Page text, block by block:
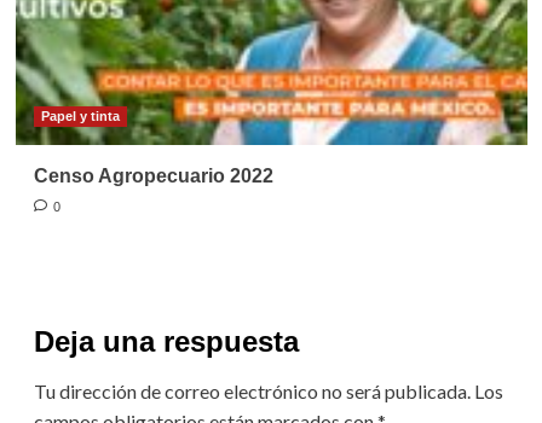
Papel y tinta
Censo Agropecuario 2022
0
Deja una respuesta
Tu dirección de correo electrónico no será publicada. Los